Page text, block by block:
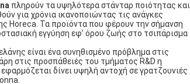
πληρούν τα υψηλότερα στάνταρ ποιότητας και
για χρόνια ικανοποιώντας τις ανάγκες
Horeca. Τα προϊόντα που φέρουν την σήμανση
εγγύηση εφ’ όρου ζωής στο τσιπάρισμα
είναι ένα συνηθισμένο πρόβλημα στις
στις προσπάθειές του τμήματος R&D η
δίνει υψηλή αντοχή σε γρατζουνιές